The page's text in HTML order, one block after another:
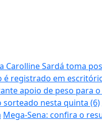
Carolline Sardá toma
é registrado em
apoio de peso para
nesta quinta (6)
Mega-Sena: confira o